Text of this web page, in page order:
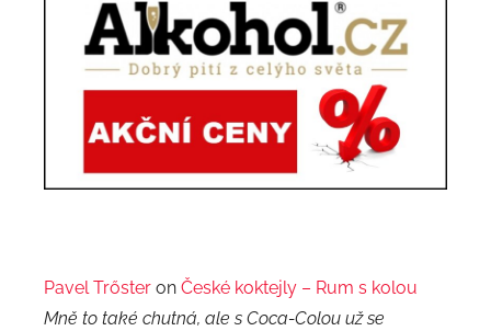
Pavel Trőster on České koktejly – Rum s kolou
Mně to také chutná, ale s Coca-Colou už se